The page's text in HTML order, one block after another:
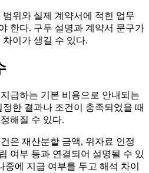
위와 실제 계약서에 적힌 업무
한다. 구두 설명과 계약서 문구가
이가 생길 수 있다.
급하는 기본 비용으로 안내되는
한 결과나 조건이 충족되었을 때
해질 수 있다.
은 재산분할 금액, 위자료 인정
여부 등과 연결되어 설명될 수 있
에 지급 여부를 두고 해석 차이